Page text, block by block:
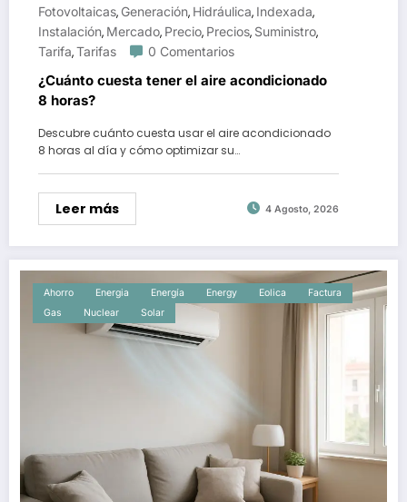
Fotovoltaicas, Generación, Hidráulica, Indexada,
Instalación, Mercado, Precio, Precios, Suministro,
Tarifa,Tarifas 0 Comentarios
¿Cuánto cuesta tener el aire acondicionado
8 horas?
Descubre cuánto cuesta usar el aire acondicionado
8 horas al día y cómo optimizar su…
Leer más 4 Agosto, 2026
Ahorro Energia Energía Energy Eolica
Factura
Gas
Nuclear Solar